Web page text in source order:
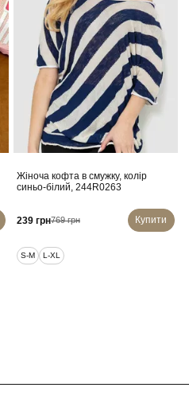
Жіноча кофта в смужку, колір
синьо-білий, 244R0263
239 грн769 грн Купити
S-M L-XL